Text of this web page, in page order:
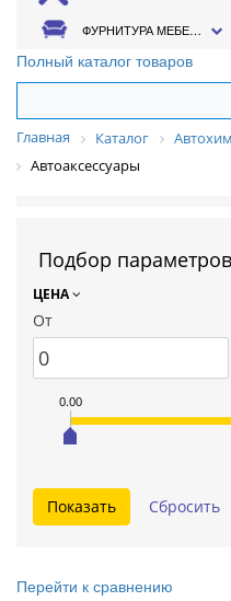
ФУРНИТУРА МЕБЕЛЬНАЯ
Полный каталог товаров
Главная Каталог
Автоаксессуары
Подбор параметров
ЦЕНА
От
0.00
Перейти к сравнению